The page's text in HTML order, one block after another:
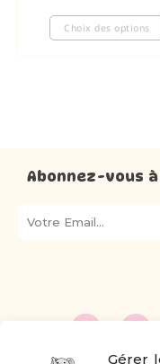
Gérer
Choix des options
Abonnez-vous